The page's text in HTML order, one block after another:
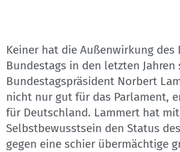
Keiner hat die Außenwirkung des
Bundestags in den letzten Jahren
Bundestagspräsident Norbert
nicht nur gut für das Parlament,
für Deutschland. Lammert hat
Selbstbewusstsein den Status
gegen eine schier übermächtige